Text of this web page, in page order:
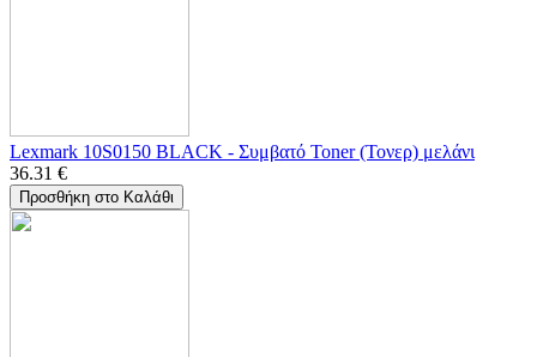
Lexmark 10S0150 BLACK - Συμβατό Toner (Τονερ) μελάνι
36.31 €
Προσθήκη στο Καλάθι